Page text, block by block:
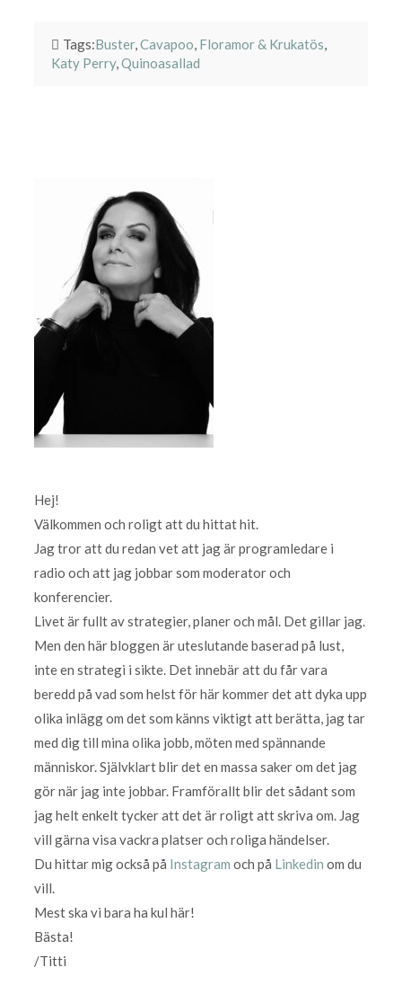
Tags:Buster,Cavapoo, Floramor & Krukatös,
Katy Perry,Quinoasallad
Hej!
Välkommen och roligt att du hittat hit.
Jag tror att du redan vet att jag är programledare i
radio och att jag jobbar som moderator och
konferencier.
Livet är fullt av strategier, planer och mål. Det gillar jag.
Men den här bloggen är uteslutande baserad på lust,
inte en strategi i sikte. Det innebär att du får vara
beredd på vad som helst för här kommer det att dyka upp
olika inlägg om det som känns viktigt att berätta, jag tar
med dig till mina olika jobb, möten med spännande
människor. Självklart blir det en massa saker om det jag
gör när jag inte jobbar. Framförallt blir det sådant som
jag helt enkelt tycker att det är roligt att skriva om. Jag
vill gärna visa vackra platser och roliga händelser.
Du hittar mig också på Instagram och på Linkedin om du
vill.
Mest ska vi bara ha kul här!
Bästa!
/Titti